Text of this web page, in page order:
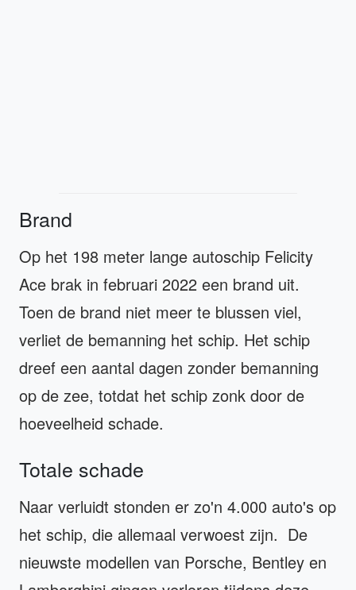
Brand
Op het 198 meter lange autoschip Felicity
Ace brak in februari 2022 een brand uit.
Toen de brand niet meer te blussen viel,
verliet de bemanning het schip. Het schip
dreef een aantal dagen zonder bemanning
op de zee, totdat het schip zonk door de
hoeveelheid schade.
Totale schade
Naar verluidt stonden er zo'n 4.000 auto's op
het schip, die allemaal verwoest zijn. De
nieuwste modellen van Porsche, Bentley en